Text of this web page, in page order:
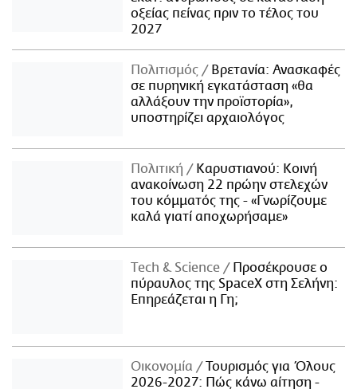
οξείας πείνας πριν το τέλος του
2027
Πολιτισμός
Βρετανία: Ανασκαφές
σε πυρηνική εγκατάσταση «θα
αλλάξουν την προϊστορία»,
υποστηρίζει αρχαιολόγος
Πολιτική
Καρυστιανού: Κοινή
ανακοίνωση 22 πρώην στελεχών
του κόμματός της - «Γνωρίζουμε
καλά γιατί αποχωρήσαμε»
Τech & Science
Προσέκρουσε ο
πύραυλος της SpaceX στη Σελήνη:
Επηρεάζεται η Γη;
Οικονομία
Τουρισμός για Όλους
2026-2027: Πώς κάνω αίτηση -